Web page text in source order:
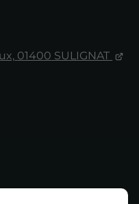
01400 SULIGNAT